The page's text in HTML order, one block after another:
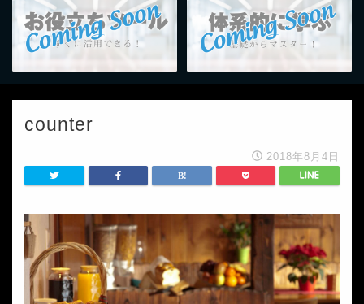
counter
2018年8月4日